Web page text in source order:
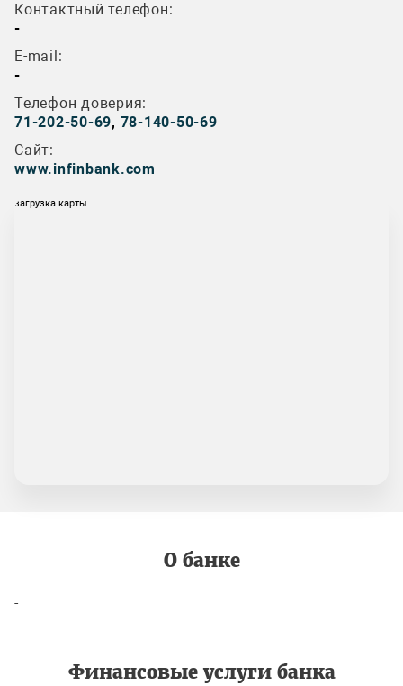
Контактный телефон:
-
E-mail:
-
Телефон доверия:
71-202-50-69, 78-140-50-69
Сайт:
www.infinbank.com
загрузка карты...
О банке
-
Финансовые услуги банка